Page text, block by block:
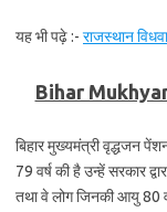
यह भी पढ़े :- राजस्थान
Bihar
बिहार मुख्यमंत्री वृद्धजन
79 वर्ष की है उन्हें सरकार
तथा वे लोग जिनकी आयु 80